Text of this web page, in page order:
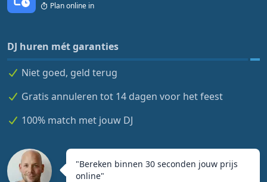
Plan online in
DJ huren mét garanties
Niet goed, geld terug
Gratis annuleren tot 14 dagen voor het feest
100% match met jouw DJ
"Bereken binnen 30 seconden jouw prijs
online"